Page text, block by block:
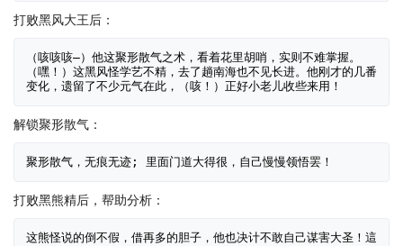
打败黑风大王后：
（咳咳咳—）他这聚形散气之术，看着花里胡哨，实则不难掌握。
（嘿！）这黑风怪学艺不精，去了趟南海也不见长进。他刚才的几番
解锁聚形散气：
打败黑熊精后，帮助分析：
这熊怪说的倒不假，借再多的胆子，他也决计不敢自己谋害大圣！這